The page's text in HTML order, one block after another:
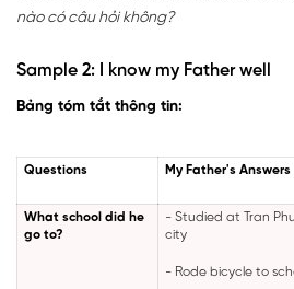
nào có câu hỏi không?
Sample 2: I know my Father well
Bảng tóm tắt thông tin:
Questions My Father's Answers
What school did he
go to?
- Studied at Tran
city
- Rode bicycle to